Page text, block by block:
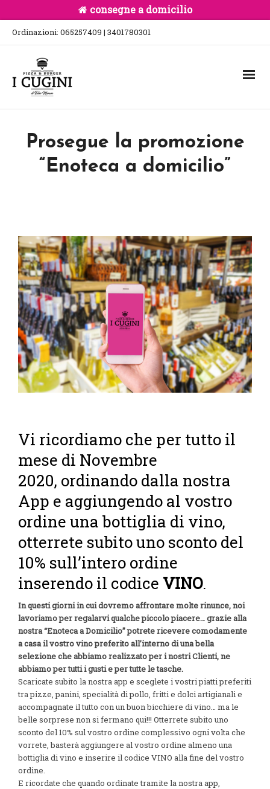
consegne a domicilio
Ordinazioni: 065257409 | 3401780301
Prosegue la promozione
“Enoteca a domicilio”
Vi ricordiamo che per tutto il
mese di Novembre
2020, ordinando dalla nostra
App e aggiungendo al vostro
ordine una bottiglia di vino,
otterrete subito uno sconto del
10% sull’intero ordine
inserendo il codice VINO.
In questi giorni in cui dovremo affrontare molte rinunce, noi
lavoriamo per regalarvi qualche piccolo piacere… grazie alla
nostra “Enoteca a Domicilio” potrete ricevere comodamente
a casa il vostro vino preferito all’interno di una bella
selezione che abbiamo realizzato per i nostri Clienti, ne
abbiamo per tutti i gusti e per tutte le tasche.
Scaricate subito la nostra app e sceglete i vostri piatti preferiti
tra pizze, panini, specialità di pollo, fritti e dolci artigianali e
accompagnate il tutto con un buon bicchiere di vino… ma le
belle sorprese non si fermano qui!!! Otterrete subito uno
sconto del 10% sul vostro ordine complessivo ogni volta che
vorrete, basterà aggiungere al vostro ordine almeno una
bottiglia di vino e inserire il codice VINO alla fine del vostro
ordine.
E ricordate che quando ordinate tramite la nostra app,